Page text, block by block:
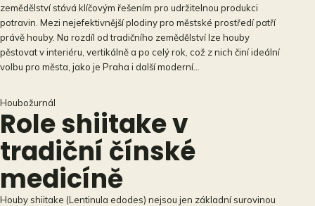
zemědělství stává klíčovým řešením pro udržitelnou produkci
potravin. Mezi nejefektivnější plodiny pro městské prostředí patří
právě houby. Na rozdíl od tradičního zemědělství lze houby
pěstovat v interiéru, vertikálně a po celý rok, což z nich činí ideální
volbu pro města, jako je Praha i další moderní…
Houbožurnál
Role shiitake v
tradiční čínské
medicíně
Houby shiitake (Lentinula edodes) nejsou jen základní surovinou